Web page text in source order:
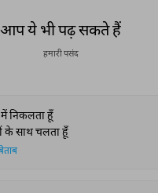
आप ये भी पढ़ सकते हैं
हमारी पसंद
निकलता हूँ
के साथ चलता हूँ